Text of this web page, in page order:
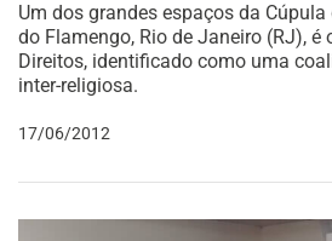
Um dos grandes espaços da
do Flamengo, Rio de Janeiro (RJ), é
Direitos, identificado como uma
inter-religiosa.
17/06/2012